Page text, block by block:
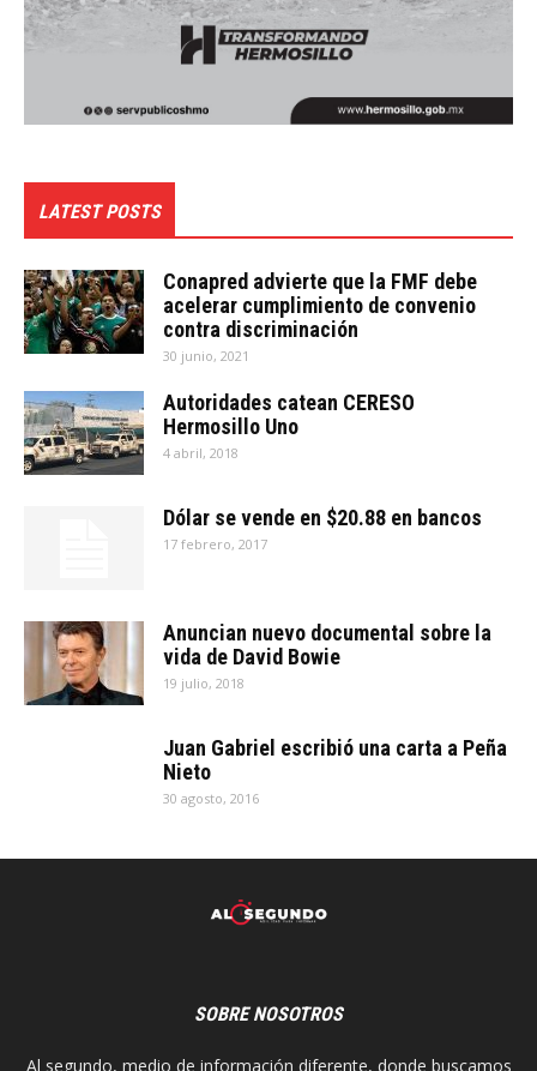
LATEST POSTS
Conapred advierte que la FMF debe
acelerar cumplimiento de convenio
contra discriminación
30 junio, 2021
Autoridades catean CERESO
Hermosillo Uno
4 abril, 2018
Dólar se vende en $20.88 en bancos
17 febrero, 2017
Anuncian nuevo documental sobre la
vida de David Bowie
19 julio, 2018
Juan Gabriel escribió una carta a Peña
Nieto
30 agosto, 2016
SOBRE NOSOTROS
Al segundo, medio de información diferente, donde buscamos